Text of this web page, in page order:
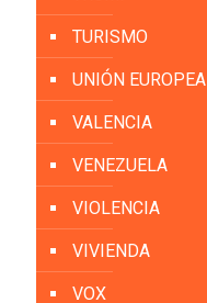
TURISMO
UNIÓN EUROPEA
VALENCIA
VENEZUELA
VIOLENCIA
VIVIENDA
VOX